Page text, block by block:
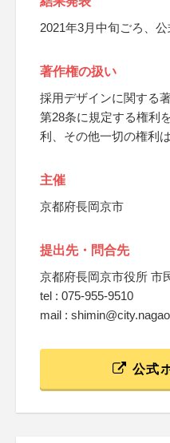
2021年3月中旬ごろ、
著作権の扱い
採用デザインに関する
第28条に規定する権利
利、その他一切の権利
主催
京都府長岡京市
提出先・問合先
京都府長岡京市役所 市
tel : 075-955-9510
mail :
公式